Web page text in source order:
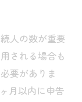
人の数が重要
される場合も
要がありま
月以内に申告